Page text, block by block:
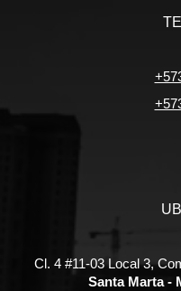
Cl. 4 #11-03 Local 3,
Santa Marta -